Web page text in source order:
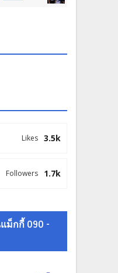
3.5k
Likes
1.7k
Followers
ม็กกี้ 090 -